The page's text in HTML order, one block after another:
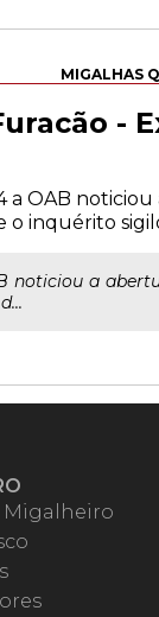
MIGALHAS
-
a OAB noticiou
inquérito
noticiou a
Migalheiro